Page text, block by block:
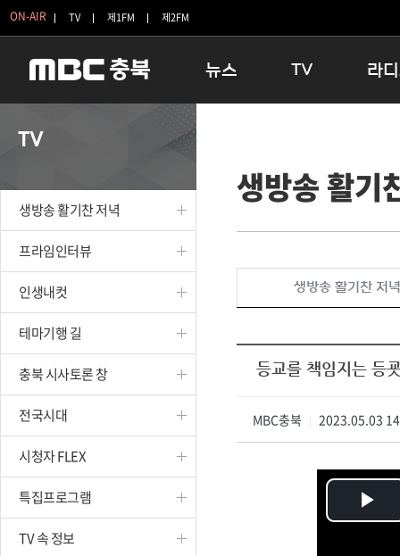
ON-AIR TV 제1FM 제2FM
뉴스
보은
옥천
TV
인생내컷
테마기행 길
시청자 FLEX
특집프로그램
종영프로그램
라
16:00
우리 고
TV
생방송 활기찬 저녁
프라임인터뷰
인생내컷
테마기행 길
충북 시사토론 창
전국시대
시청자 FLEX
특집프로그램
TV 속 정보
생방송 활기
생방송 활기찬 저녁
등교를 책임지는 등
MBC충북 2023.05.03